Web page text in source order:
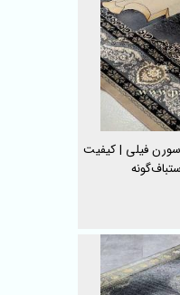
سورن فیلی | کیفیت